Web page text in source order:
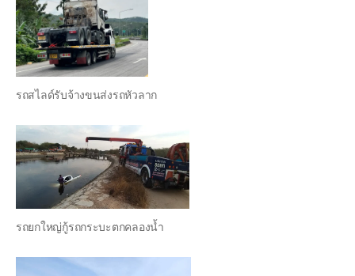
รถสไลด์รับจ้างขนส่งรถหัวลาก
รถยกใหญ่กู้รถกระบะตกคลองน้ำ